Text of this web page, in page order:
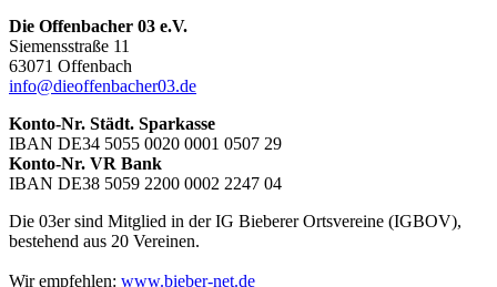
Die Offenbacher 03 e.V.
Siemensstraße 11
63071 Offenbach
info@dieoffenbacher03.de
Konto-Nr. Städt. Sparkasse
IBAN DE34 5055 0020 0001 0507 29
Konto-Nr. VR Bank
IBAN DE38 5059 2200 0002 2247 04
Die 03er sind Mitglied in der IG Bieberer Ortsvereine (IGBOV),
bestehend aus 20 Vereinen.
Wir empfehlen: www.bieber-net.de